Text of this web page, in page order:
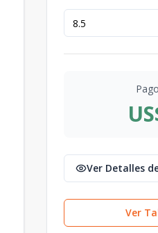
Ver Detalles
Ver